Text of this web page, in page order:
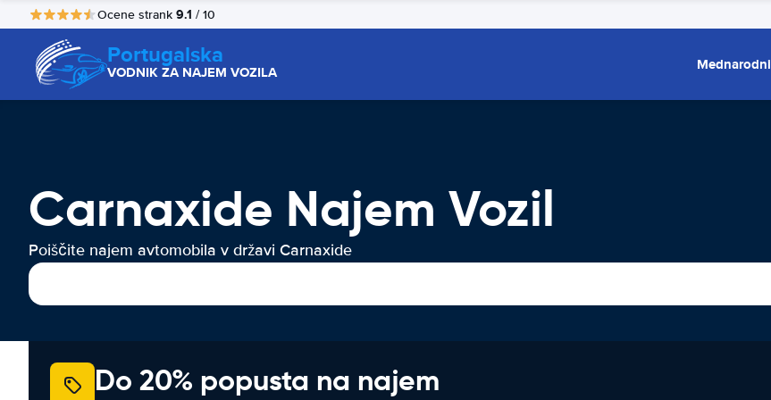
Ocene strank 9.1 / 10
Portugalska
VODNIK ZA NAJEM VOZILA Mednarodni
Carnaxide Najem Vozil
Poiščite najem avtomobila v državi Carnaxide
Do 20% popusta na najem